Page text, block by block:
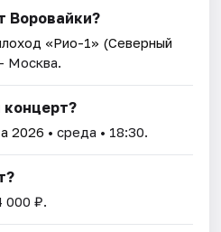
Воровайки?
«Рио-1» (Северный
Москва.
концерт?
2026 • среда • 18:30.
000 ₽.